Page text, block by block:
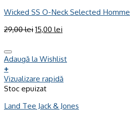
Wicked SS O-Neck Selected Homme
29,00lei 15,00 lei
Adaugă la Wishlist
+
Vizualizare rapidă
Stoc epuizat
Land Tee Jack & Jones